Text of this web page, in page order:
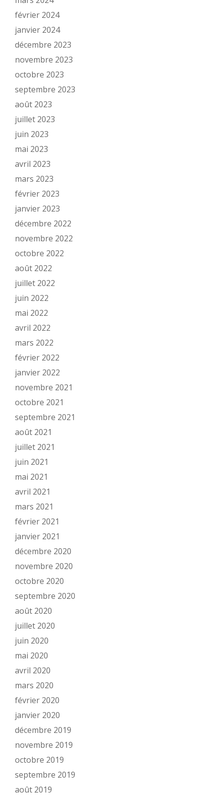
février 2024
janvier 2024
décembre 2023
novembre 2023
octobre 2023
septembre 2023
août 2023
juillet 2023
juin 2023
mai 2023
avril 2023
mars 2023
février 2023
janvier 2023
décembre 2022
novembre 2022
octobre 2022
août 2022
juillet 2022
juin 2022
mai 2022
avril 2022
mars 2022
février 2022
janvier 2022
novembre 2021
octobre 2021
septembre 2021
août 2021
juillet 2021
juin 2021
mai 2021
avril 2021
mars 2021
février 2021
janvier 2021
décembre 2020
novembre 2020
octobre 2020
septembre 2020
août 2020
juillet 2020
juin 2020
mai 2020
avril 2020
mars 2020
février 2020
janvier 2020
décembre 2019
novembre 2019
octobre 2019
septembre 2019
août 2019